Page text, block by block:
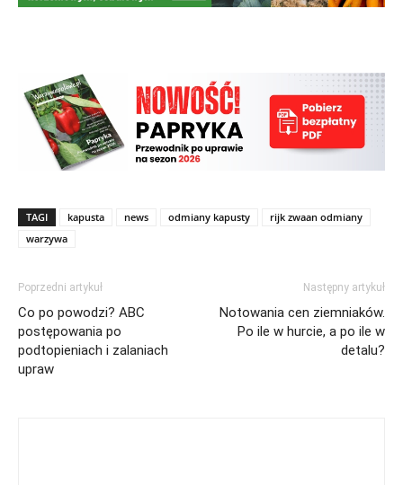
TAGI kapusta news odmiany kapusty
rijk zwaan odmiany
warzywa
Poprzedni artykuł
Co po powodzi? ABC
postępowania po
podtopieniach i zalaniach
upraw
Następny artykuł
Notowania cen ziemniaków.
Po ile w hurcie, a po ile w
detalu?